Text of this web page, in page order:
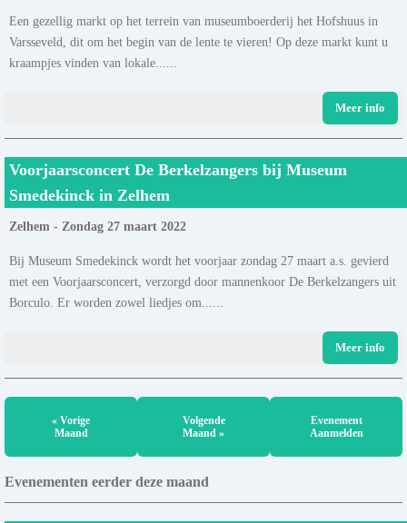
Een gezellig markt op het terrein van museumboerderij het Hofshuus in
Varsseveld, dit om het begin van de lente te vieren! Op deze markt kunt u
kraampjes vinden van lokale......
Meer info
Voorjaarsconcert De Berkelzangers bij Museum
Smedekinck in Zelhem
Zelhem - Zondag 27 maart 2022
Bij Museum Smedekinck wordt het voorjaar zondag 27 maart a.s. gevierd
met een Voorjaarsconcert, verzorgd door mannenkoor De Berkelzangers uit
Borculo. Er worden zowel liedjes om......
Meer info
« Vorige
Maand
Volgende
Maand »
Evenement
Aanmelden
Evenementen eerder deze maand